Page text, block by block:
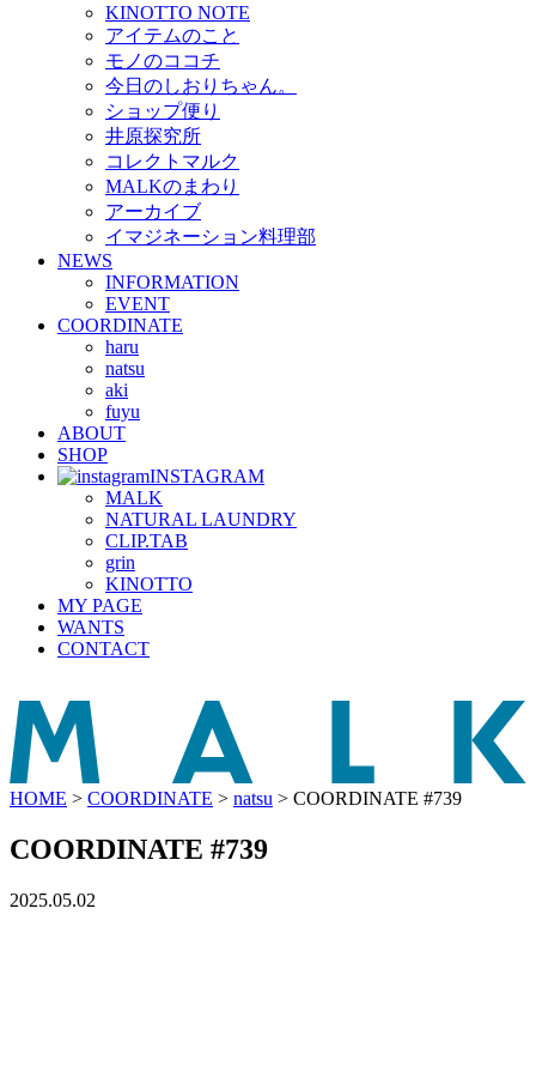
KINOTTO NOTE
アイテムのこと
モノのココチ
今日のしおりちゃん。
ショップ便り
井原探究所
コレクトマルク
MALKのまわり
アーカイブ
イマジネーション料理部
NEWS
INFORMATION
EVENT
COORDINATE
haru
natsu
aki
fuyu
ABOUT
SHOP
INSTAGRAM
MALK
NATURAL LAUNDRY
CLIP.TAB
grin
KINOTTO
MY PAGE
WANTS
CONTACT
HOME > COORDINATE > natsu > COORDINATE #739
COORDINATE #739
2025.05.02